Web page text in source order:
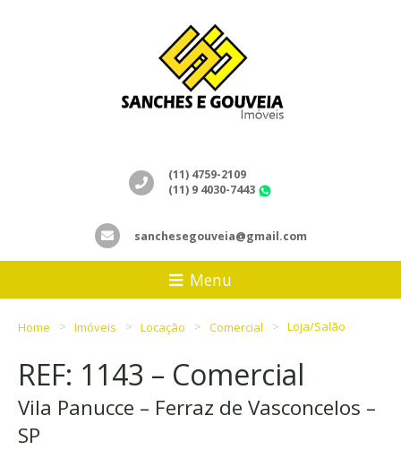
(11) 4759-2109
(11) 9 4030-7443
sanchesegouveia@gmail.com
Menu
Home Imóveis Locação Comercial Loja/Salão
REF: 1143 – Comercial
Vila Panucce – Ferraz de Vasconcelos –
SP